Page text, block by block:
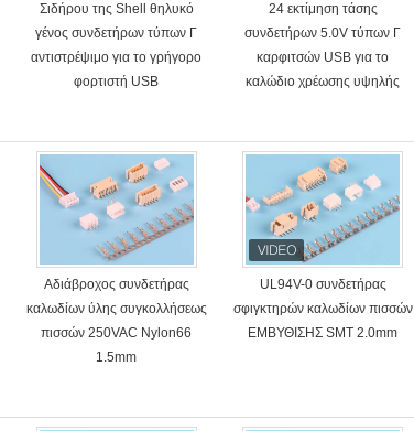
Σιδήρου της Shell θηλυκό
γένος συνδετήρων τύπων Γ
αντιστρέψιμο για το γρήγορο
φορτιστή USB
24 εκτίμηση τάσης
συνδετήρων 5.0V τύπων Γ
καρφιτσών USB για το
καλώδιο χρέωσης υψηλής
Αδιάβροχος συνδετήρας
καλωδίων ύλης συγκολλήσεως
πισσών 250VAC Nylon66
1.5mm
UL94V-0 συνδετήρας
σφιγκτηρών καλωδίων πισσών
ΕΜΒΥΘΙΣΗΣ SMT 2.0mm